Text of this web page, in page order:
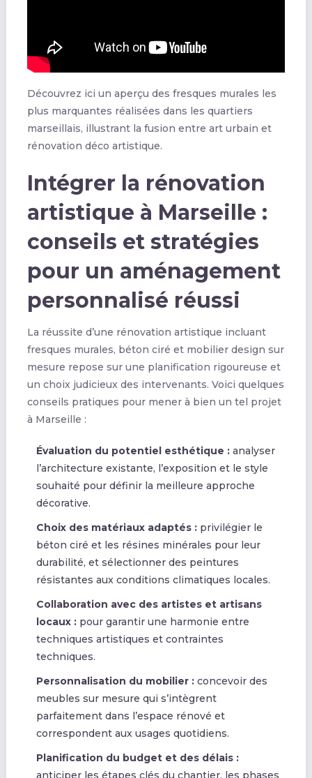
Découvrez ici un aperçu des fresques murales les
plus marquantes réalisées dans les quartiers
marseillais, illustrant la fusion entre art urbain et
rénovation déco artistique.
Intégrer la rénovation
artistique à Marseille :
conseils et stratégies
pour un aménagement
personnalisé réussi
La réussite d’une rénovation artistique incluant
fresques murales, béton ciré et mobilier design sur
mesure repose sur une planification rigoureuse et
un choix judicieux des intervenants. Voici quelques
conseils pratiques pour mener à bien un tel projet
à Marseille :
Évaluation du potentiel esthétique :analyser
l’architecture existante, l’exposition et le style
souhaité pour définir la meilleure approche
décorative.
Choix des matériaux adaptés :privilégier le
béton ciré et les résines minérales pour leur
durabilité, et sélectionner des peintures
résistantes aux conditions climatiques locales.
Collaboration avec des artistes et artisans
locaux :pour garantir une harmonie entre
techniques artistiques et contraintes
techniques.
Personnalisation du mobilier :concevoir des
meubles sur mesure qui s’intègrent
parfaitement dans l’espace rénové et
correspondent aux usages quotidiens.
Planification du budget et des délais :
anticiper les étapes clés du chantier, les phases